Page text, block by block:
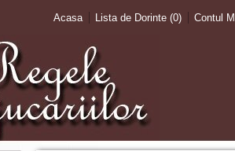
Acasa Lista de Dorinte (0) Contul